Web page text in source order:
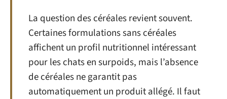
La question des céréales revient souvent.
Certaines formulations sans céréales
affichent un profil nutritionnel intéressant
pour les chats en surpoids, mais l’absence
de céréales ne garantit pas
automatiquement un produit allégé. Il faut